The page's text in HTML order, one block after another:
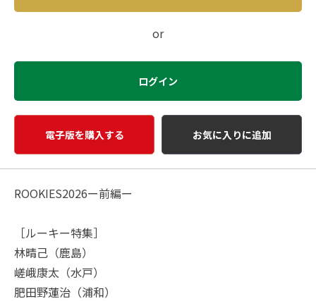
or
ログイン
電子版を購入する お気に入りに追加
ROOKIES2026ー前編ー
［ルーキー特集］
林晴己（鹿島）
嵯峨康太（水戸）
肥田野蓮治（浦和）